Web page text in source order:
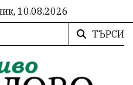
10.08.2026
ТЪРСИ